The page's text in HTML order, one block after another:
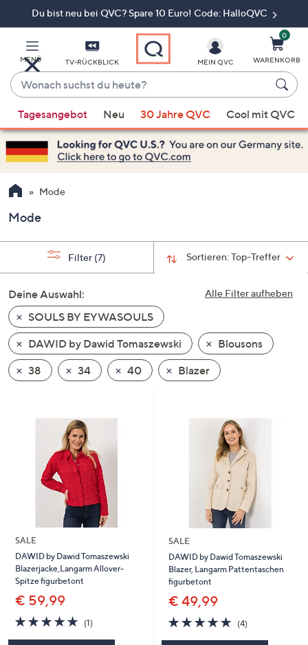
Du bist neu bei QVC? Spare 10 Euro! Code: HalloQVC
MENÜ TV-RÜCKBLICK
Wonach
suchst
du
heute?
Vorschläge
verfügbar
sind,
verwenden
Sie
Pfeiltasten
nach
und
nach
unten
oder
wischen
Sie
auf
rechts,
anzuzeigen.
MEIN QVC
0
WARENKORB
Tagesangebot Neu 30 Jahre QVC Cool mit QVC
Mode
Mode
Sortieren:Top-Treffer
Filter (7)
Alle Filter aufheben
Deine Auswahl:
SOULS BY EYWASOULS
DAWID by Dawid Tomaszewski
Blousons
38
34 40 Blazer
SALE
DAWID by Dawid Tomaszewski
Blazerjacke,Langarm Allover-
Spitze figurbetont
€ 59,99
5.0
von
(1)1
SALE
DAWID by Dawid Tomaszewski
Blazer, Langarm Pattentaschen
figurbetont
€ 49,99
4.8
von
(4)4